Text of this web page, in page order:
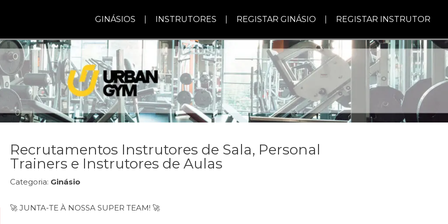
GINÁSIOS INSTRUTORES REGISTAR GINÁSIO REGISTAR INSTRUTOR
Recrutamentos Instrutores de Sala, Personal
Trainers e Instrutores de Aulas
Categoria: Ginásio
🚀 JUNTA-TE À NOSSA SUPER TEAM! 🚀